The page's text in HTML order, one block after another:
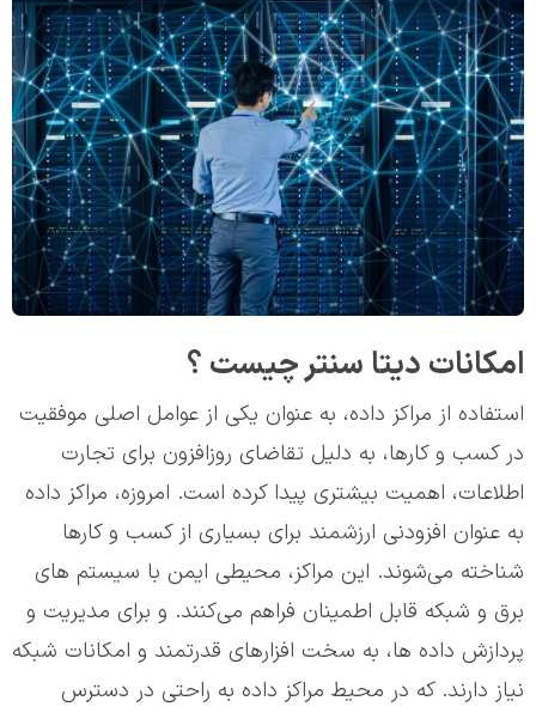
امکانات دیتا سنتر چیست ؟
استفاده از مراکز داده، به عنوان یکی از عوامل اصلی موفقیت
در کسب و کارها، به دلیل تقاضای روزافزون برای تجارت
اطلاعات، اهمیت بیشتری پیدا کرده است. امروزه، مراکز داده
به عنوان افزودنی ارزشمند برای بسیاری از کسب و کارها
شناخته می‌شوند. این مراکز، محیطی ایمن با سیستم های
برق و شبکه قابل اطمینان فراهم می‌کنند. و برای مدیریت و
پردازش داده ها، به سخت افزارهای قدرتمند و امکانات شبکه
نیاز دارند. که در محیط مراکز داده به راحتی در دسترس